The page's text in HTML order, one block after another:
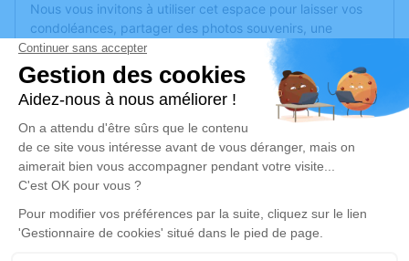
Nous vous invitons à utiliser cet espace pour laisser vos
condoléances, partager des photos souvenirs, une
anecdote ou exprimer vos pensées à travers des poèmes
ou des textes. Cet endroit est un lieu d'expression dédié à
honorer la mémoire d’Henriette POUESSEL.
Un service de plantation d’arbre hommage estdisponible
ici.